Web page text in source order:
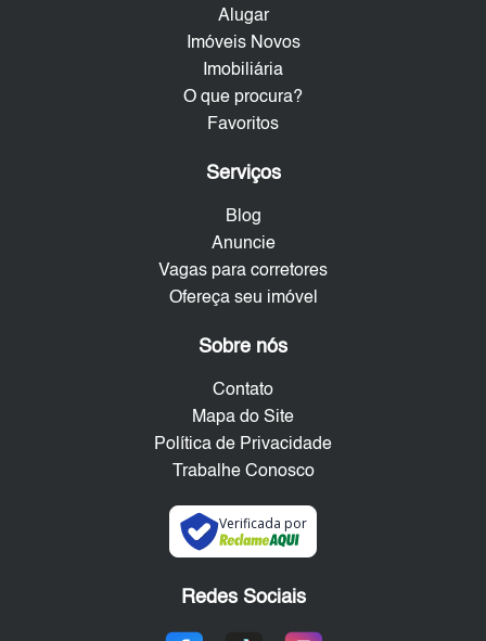
Alugar
Imóveis Novos
Imobiliária
O que procura?
Favoritos
Serviços
Blog
Anuncie
Vagas para corretores
Ofereça seu imóvel
Sobre nós
Contato
Mapa do Site
Política de Privacidade
Trabalhe Conosco
Verificada por
Redes Sociais